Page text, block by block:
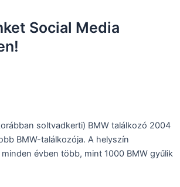
Social Media
soltvadkerti) BMW találkozó 2004
BMW-találkozója. A helyszín
minden évben több, mint 1000 BMW gyűlik